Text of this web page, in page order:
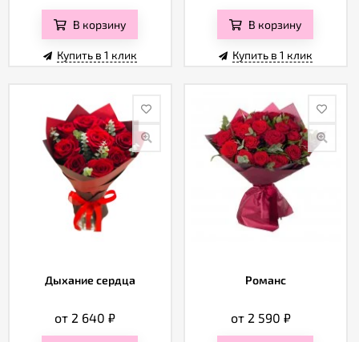
В корзину
Купить в 1 клик
В корзину
Купить в 1 клик
Дыхание сердца
от 2 640₽
Романс
от 2 590 ₽